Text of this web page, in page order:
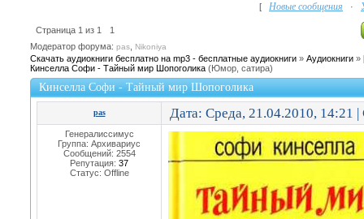
[ Новые сообщения ·
Страница 1 из 1
1
Модератор форума: pas Nikoniya
Скачать аудиокниги бесплатно на mp3 - бесплатные аудиокниги » Аудиокниги »
Кинселла Cофи - Тайный мир Шопоголика (Юмор, сатира)
Кинселла Cофи - Тайный мир Шопоголика
pas Дата: Среда, 21.04.2010, 14:21
Генералиссимус
Группа: Архивариус
Сообщений: 2554
Репутация: 37
Статус: Offline